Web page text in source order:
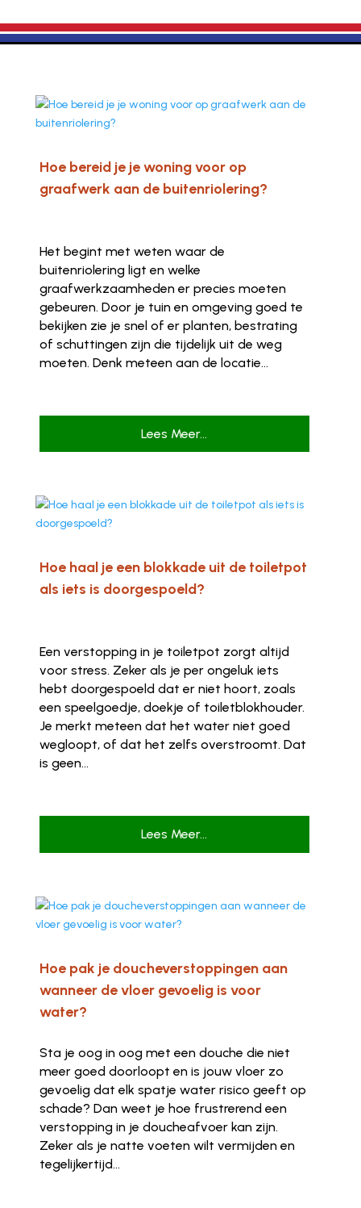
Hoe bereid je je woning voor op
graafwerk aan de buitenriolering?
Het begint met weten waar de
buitenriolering ligt en welke
graafwerkzaamheden er precies moeten
gebeuren. Door je tuin en omgeving goed te
bekijken zie je snel of er planten, bestrating
of schuttingen zijn die tijdelijk uit de weg
moeten. Denk meteen aan de locatie...
Lees Meer...
Hoe haal je een blokkade uit de toiletpot
als iets is doorgespoeld?
Een verstopping in je toiletpot zorgt altijd
voor stress. Zeker als je per ongeluk iets
hebt doorgespoeld dat er niet hoort, zoals
een speelgoedje, doekje of toiletblokhouder.
Je merkt meteen dat het water niet goed
wegloopt, of dat het zelfs overstroomt. Dat
is geen...
Lees Meer...
Hoe pak je doucheverstoppingen aan
wanneer de vloer gevoelig is voor
water?
Sta je oog in oog met een douche die niet
meer goed doorloopt en is jouw vloer zo
gevoelig dat elk spatje water risico geeft op
schade? Dan weet je hoe frustrerend een
verstopping in je doucheafvoer kan zijn.
Zeker als je natte voeten wilt vermijden en
tegelijkertijd...